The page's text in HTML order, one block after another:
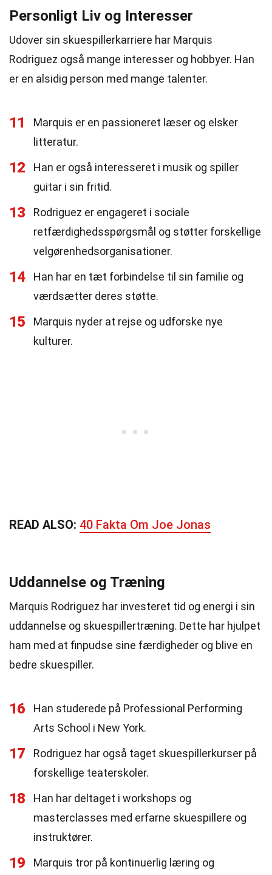
Personligt Liv og Interesser
Udover sin skuespillerkarriere har Marquis
Rodriguez også mange interesser og hobbyer. Han
er en alsidig person med mange talenter.
11
Marquis er en passioneret læser og elsker
litteratur.
12
Han er også interesseret i musik og spiller
guitar i sin fritid.
13
Rodriguez er engageret i sociale
retfærdighedsspørgsmål og støtter forskellige
velgørenhedsorganisationer.
14
Han har en tæt forbindelse til sin familie og
værdsætter deres støtte.
15
Marquis nyder at rejse og udforske nye
kulturer.
READ ALSO: 40 Fakta Om Joe Jonas
Uddannelse og Træning
Marquis Rodriguez har investeret tid og energi i sin
uddannelse og skuespillertræning. Dette har hjulpet
ham med at finpudse sine færdigheder og blive en
bedre skuespiller.
16
Han studerede på Professional Performing
Arts School i New York.
17
Rodriguez har også taget skuespillerkurser på
forskellige teaterskoler.
18
Han har deltaget i workshops og
masterclasses med erfarne skuespillere og
instruktører.
19
Marquis tror på kontinuerlig læring og